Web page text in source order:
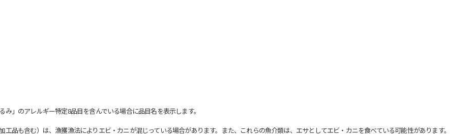
」のアレルギー特定8品目を含んでいる場合に品目名を表示します。
品も含む）は、漁獲漁法によりエビ・カニが混じっている場合があります。また、これらの魚介類は、エサとしてエビ・カニを食べている可能性があります。